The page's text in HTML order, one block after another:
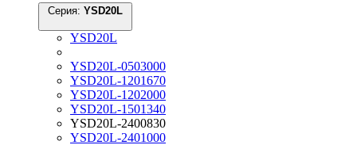
Серия:
YSD20L
YSD20L-0503000
YSD20L-1201670
YSD20L-1202000
YSD20L-1501340
YSD20L-2400830
YSD20L-2401000